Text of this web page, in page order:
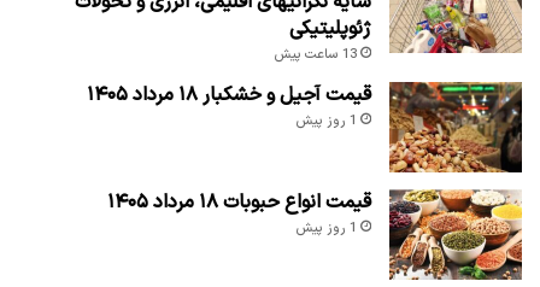
ژئوپلیتیکی
13 ساعت پیش
قیمت آجیل و خشکبار ۱۸ مرداد ۱۴۰۵
1 روز پیش
قیمت انواع حبوبات ۱۸ مرداد ۱۴۰۵
1 روز پیش